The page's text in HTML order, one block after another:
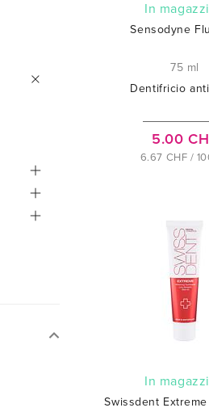
In
Sensodyne
75 ml
Dentifricio
5.00
6.67 CHF /
In
Swissdent